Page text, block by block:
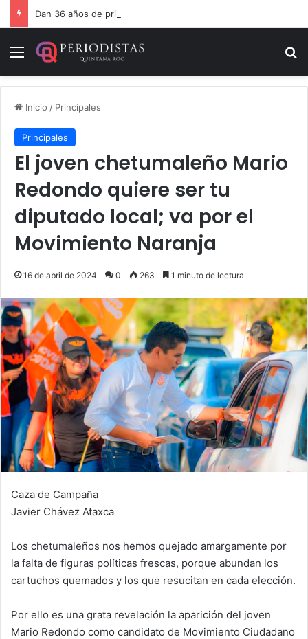
Menú
Inicio / Principales
Principales
El joven chetumaleño Mario
Redondo quiere ser tu
diputado local; va por el
Movimiento Naranja
16 de abril de 2024 0 263 1 minuto de lectura
Caza de Campaña
Javier Chávez Ataxca
Los chetumaleños nos hemos quejado amargamente por
la falta de figuras políticas frescas, porque abundan los
cartuchos quemados y los que resucitan en cada elección.
Por ello es una grata revelación la aparición del joven
Mario Redondo como candidato de Movimiento Ciudadano